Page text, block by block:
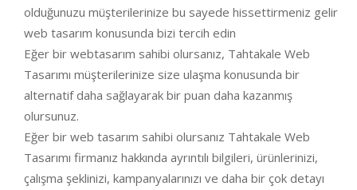
olduğunuzu müşterilerinize bu sayede hissettirmeniz gelir
web tasarım konusunda bizi tercih edin
Eğer bir webtasarım sahibi olursanız, Tahtakale Web
Tasarımı müşterilerinize size ulaşma konusunda bir
alternatif daha sağlayarak bir puan daha kazanmış
olursunuz.
Eğer bir web tasarım sahibi olursanız Tahtakale Web
Tasarımı firmanız hakkında ayrıntılı bilgileri, ürünlerinizi,
çalışma şeklinizi, kampanyalarınızı ve daha bir çok detayı